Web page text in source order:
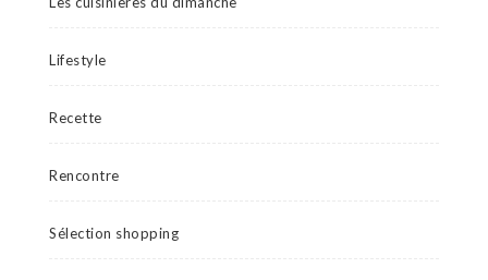
Lifestyle
Recette
Rencontre
Sélection shopping